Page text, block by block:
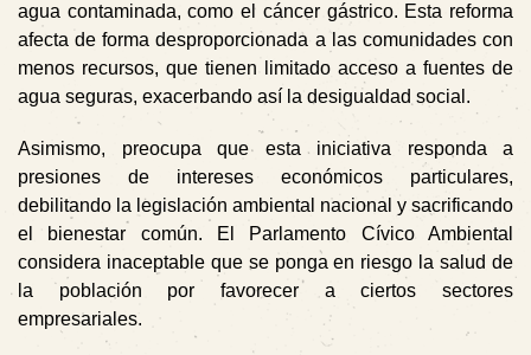
agua contaminada, como el cáncer gástrico. Esta reforma
afecta de forma desproporcionada a las comunidades con
menos recursos, que tienen limitado acceso a fuentes de
agua seguras, exacerbando así la desigualdad social.
Asimismo, preocupa que esta iniciativa responda a
presiones de intereses económicos particulares,
debilitando la legislación ambiental nacional y sacrificando
el bienestar común. El Parlamento Cívico Ambiental
considera inaceptable que se ponga en riesgo la salud de
la población por favorecer a ciertos sectores
empresariales.